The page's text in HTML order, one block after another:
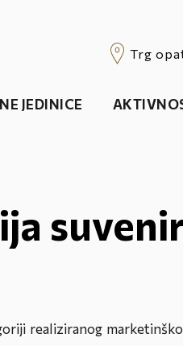
Trg
JEDINICE
realiziranog